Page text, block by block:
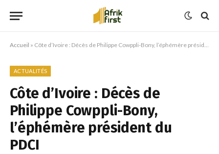
Accueil » Côte d’Ivoire : Décès de Philippe Cowppli-Bony, l’éphémère président du PDCI
ACTUALITÉS
Côte d’Ivoire : Décès de
Philippe Cowppli-Bony,
l’éphémère président du
PDCI